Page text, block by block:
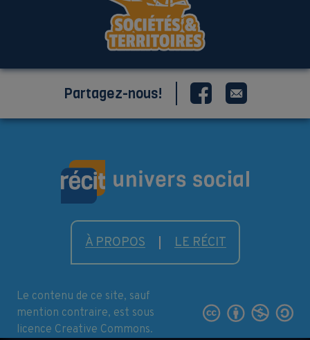
À PROPOS LE RÉCIT
Le contenu de ce site, sauf
mention contraire, est sous
licence Creative Commons.
Partagez-nous!